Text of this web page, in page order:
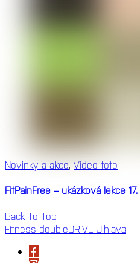
Novinky a akce, Video foto
FitPainFree – ukázková lekce
Back To Top
Fitness doubleDRIVE Jihlava